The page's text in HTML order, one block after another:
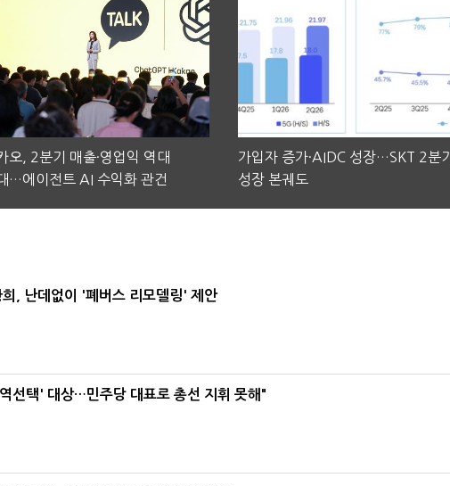
오, 2분기 매출·영업익 역대
…에이전트 AI 수익화 관건
가입자 증가·AIDC 성장…SKT 2분기
성장 본궤도
, 난데없이 '폐버스 리모델링' 제안
선택' 대상…민주당 대표로 총선 지휘 못해"